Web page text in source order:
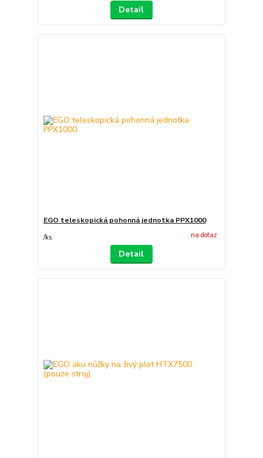
Detail
EGO teleskopická pohonná jednotka PPX1000
/ks na dotaz
Detail